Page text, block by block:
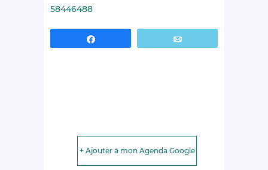
58446488
+ Ajouter à mon Agenda Google